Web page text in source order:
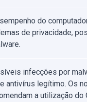
do
de privacidade,
infecções por
antivírus legítimo. Os
a utilização do